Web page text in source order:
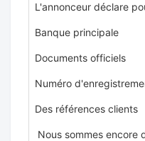
L'annonceur déclare
Banque principale
Documents officiels
Numéro
Des références clients
Nous sommes encore